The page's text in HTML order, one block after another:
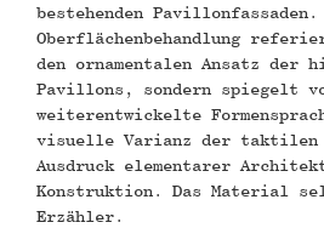
bestehenden
Oberflächenbehandlung
den ornamentalen Ansatz der
Pavillons, sondern spiegelt
weiterentwickelte
visuelle Varianz der taktilen
Ausdruck elementarer
Konstruktion. Das Material
Erzähler.